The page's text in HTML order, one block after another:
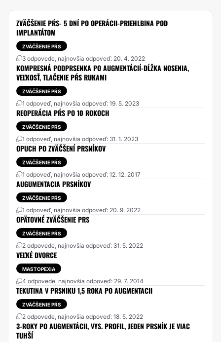
ZVÄČŠENIE PŔS- 5 DNÍ PO OPERÁCII-PRIEHLBINA POD
IMPLANTÁTOM
ZVÄČŠENIE PŔS
3 odpovede, najnovšia odpoveď: 20. 4. 2022
KOMPRESNÁ PODPRSENKA PO AUGMENTÁCIÍ-DĹŽKA NOSENIA,
VEĽKOSŤ, TLAČENIE PŔS RUKAMI
ZVÄČŠENIE PŔS
1 odpoveď, najnovšia odpoveď: 19. 5. 2023
REOPERÁCIA PŔS PO 10 ROKOCH
ZVÄČŠENIE PŔS
1 odpoveď, najnovšia odpoveď: 31. 1. 2023
OPUCH PO ZVÄČŠENÍ PRSNÍKOV
ZVÄČŠENIE PŔS
1 odpoveď, najnovšia odpoveď: 12. 12. 2017
AUGUMENTACIA PRSNÍKOV
ZVÄČŠENIE PŔS
1 odpoveď, najnovšia odpoveď: 20. 9. 2022
OPÄTOVNÉ ZVÄČŠENIE PRS
ZVÄČŠENIE PŔS
2 odpovede, najnovšia odpoveď: 31. 5. 2022
VEĽKÉ DVORCE
MASTOPEXIA
4 odpovede, najnovšia odpoveď: 29. 7. 2014
TEKUTINA V PRSNIKU 1,5 ROKA PO AUGMENTACII
ZVÄČŠENIE PŔS
2 odpovede, najnovšia odpoveď: 18. 5. 2022
3-ROKY PO AUGMENTÁCII, VYS. PROFIL, JEDEN PRSNÍK JE VIAC
TUHŠÍ